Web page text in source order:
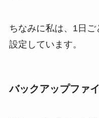
ちなみに私は、1日
設定しています。
バックアップファ